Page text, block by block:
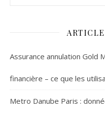
Assurance annulation Gold
financière – ce que les
Metro Danube Paris :